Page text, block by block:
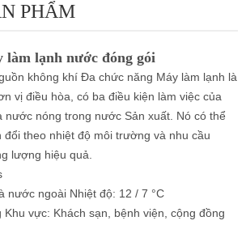
PHẨM
làm lạnh nước đóng gói
không khí Đa chức năng Máy làm lạnh là
vị điều hòa, có ba điều kiện làm việc của
nước nóng trong nước Sản xuất. Nó có thể
theo nhiệt độ môi trường và nhu cầu
lượng hiệu quả.
nước ngoài Nhiệt độ: 12 / 7 °C
vực: Khách sạn, bệnh viện, cộng đồng